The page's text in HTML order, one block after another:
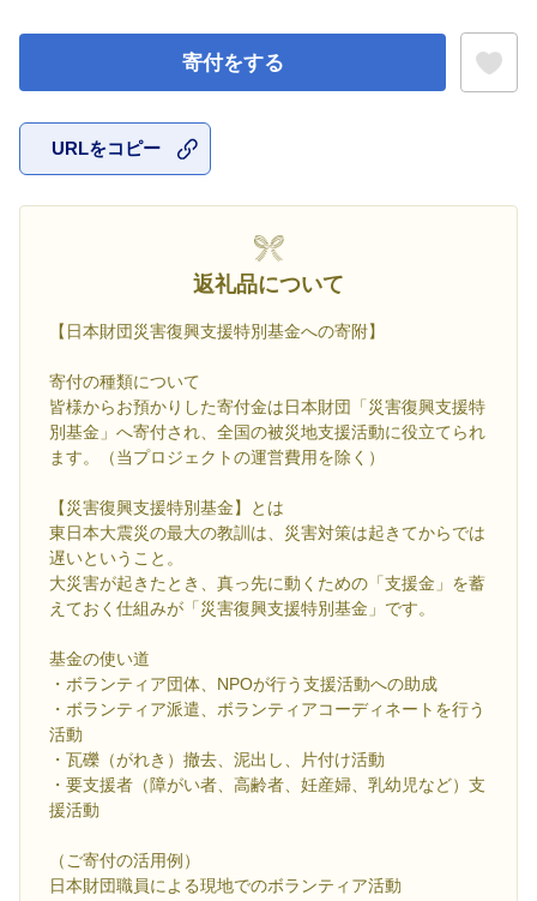
寄付をする
URLをコピー
返礼品について
【日本財団災害復興支援特別基金への寄附】
寄付の種類について
皆様からお預かりした寄付金は日本財団「災害復興支援特
別基金」へ寄付され、全国の被災地支援活動に役立てられ
ます。（当プロジェクトの運営費用を除く）
【災害復興支援特別基金】とは
東日本大震災の最大の教訓は、災害対策は起きてからでは
遅いということ。
大災害が起きたとき、真っ先に動くための「支援金」を蓄
えておく仕組みが「災害復興支援特別基金」です。
基金の使い道
・ボランティア団体、NPOが行う支援活動への助成
・ボランティア派遣、ボランティアコーディネートを行う
活動
・瓦礫（がれき）撤去、泥出し、片付け活動
・要支援者（障がい者、高齢者、妊産婦、乳幼児など）支
援活動
（ご寄付の活用例）
日本財団職員による現地でのボランティア活動